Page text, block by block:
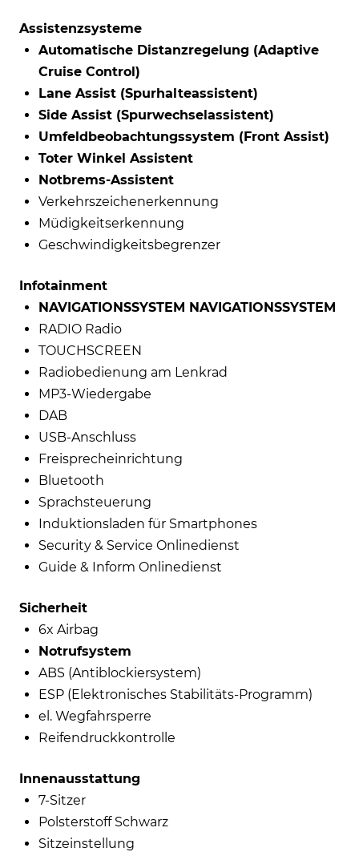
Assistenzsysteme
Automatische Distanzregelung (Adaptive
Cruise Control)
Lane Assist (Spurhalteassistent)
Side Assist (Spurwechselassistent)
Umfeldbeobachtungssystem (Front Assist)
Toter Winkel Assistent
Notbrems-Assistent
Verkehrszeichenerkennung
Müdigkeitserkennung
Geschwindigkeitsbegrenzer
Infotainment
NAVIGATIONSSYSTEM NAVIGATIONSSYSTEM
RADIO Radio
TOUCHSCREEN
Radiobedienung am Lenkrad
MP3-Wiedergabe
DAB
USB-Anschluss
Freisprecheinrichtung
Bluetooth
Sprachsteuerung
Induktionsladen für Smartphones
Security & Service Onlinedienst
Guide & Inform Onlinedienst
Sicherheit
6x Airbag
Notrufsystem
ABS (Antiblockiersystem)
ESP (Elektronisches Stabilitäts-Programm)
el. Wegfahrsperre
Reifendruckkontrolle
Innenausstattung
7-Sitzer
Polsterstoff Schwarz
Sitzeinstellung